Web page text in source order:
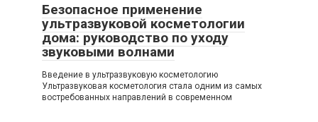
Безопасное применение
ультразвуковой косметологии
дома: руководство по уходу
звуковыми волнами
Введение в ультразвуковую косметологию
Ультразвуковая косметология стала одним из самых
востребованных направлений в современном